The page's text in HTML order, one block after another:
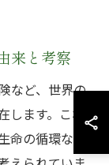
来と考察
など、世界の
ます。これ
命の循環な